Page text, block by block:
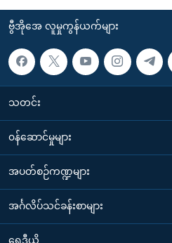
ဗွီအိုအေ လူမှုကွန်ယက်များ
သတင်း
၀န်ဆောင်မှုများ
အပတ်စဉ်ကဏ္ဍများ
အင်္ဂလိပ်သင်ခန်းစာများ
ရေဒီယို